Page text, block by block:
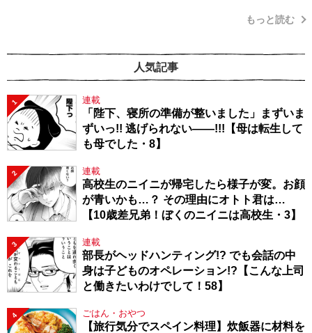
もっと読む
人気記事
1 連載
「陛下、寝所の準備が整いました」まずいま
ずいっ!! 逃げられない――!!!【母は転生して
も母でした・8】
2 連載
高校生のニイニが帰宅したら様子が変。お顔
が青いかも…？ その理由にオトト君は…
【10歳差兄弟！ぼくのニイニは高校生・3】
3 連載
部長がヘッドハンティング!? でも会話の中
身は子どものオペレーション!?【こんな上司
と働きたいわけでして！58】
4 ごはん・おやつ
【旅行気分でスペイン料理】炊飯器に材料を